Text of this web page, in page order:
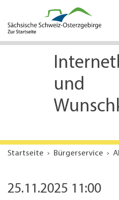
Hauptinhalt
Service
und
Startseite Bürgerservice
25.11.2025 11:00